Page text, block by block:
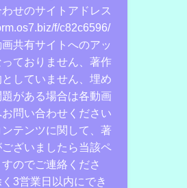
せのサイトアドレス
f/c82c6596/
共有サイトへのアッ
ておりません、著作
していません、埋め
がある場合は各動画
問い合わせください
テンツに関して、著
ざいましたら当該ペ
のでご連絡くださ
3営業日以内にでき